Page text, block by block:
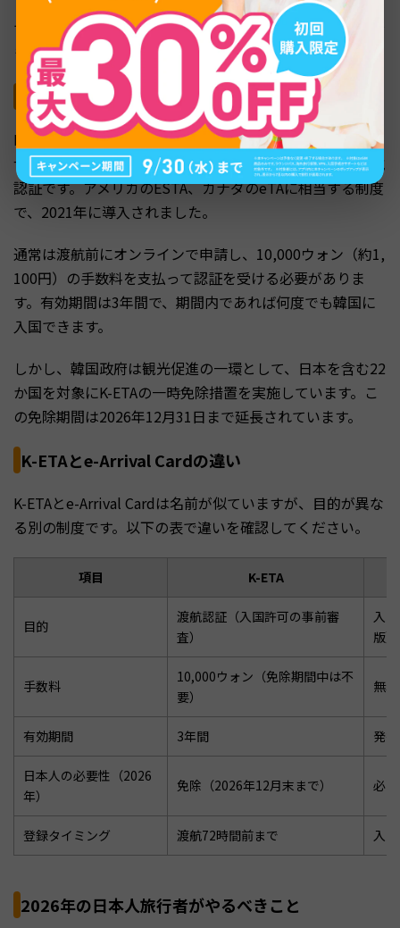
（電子渡航認証）」という制度もあります。名前が似てい
て混同しやすいため、それぞれの役割と違いを整理してお
きましょう。
K-ETA（電子渡航認証）とは
K-ETA（Korea Electronic Travel Authorization）は、ビ
ザなしで韓国に入国する外国人が事前に取得する電子渡航
認証です。アメリカのESTA、カナダのeTAに相当する制度
で、2021年に導入されました。
通常は渡航前にオンラインで申請し、10,000ウォン（約1,
100円）の手数料を支払って認証を受ける必要がありま
す。有効期間は3年間で、期間内であれば何度でも韓国に
入国できます。
しかし、韓国政府は観光促進の一環として、日本を含む22
か国を対象にK-ETAの一時免除措置を実施しています。こ
の免除期間は2026年12月31日まで延長されています。
K-ETAとe-Arrival Cardの違い
K-ETAとe-Arrival Cardは名前が似ていますが、目的が異な
る別の制度です。以下の表で違いを確認してください。
項目 K-ETA
目的
渡航認証（入国許可の事前審
査）
入
版）
手数料
10,000ウォン（免除期間中は不
要）
無料
有効期間 3年間 発
日本人の必要性（2026
年）
免除（2026年12月末まで） 必要
登録タイミング 渡航72時間前まで 入
2026年の日本人旅行者がやるべきこと